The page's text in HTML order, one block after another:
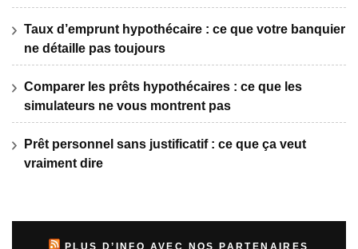
Taux d’emprunt hypothécaire : ce que votre banquier
ne détaille pas toujours
Comparer les prêts hypothécaires : ce que les
simulateurs ne vous montrent pas
Prêt personnel sans justificatif : ce que ça veut
vraiment dire
PLUS D’INFO AVEC NOS PARTENAIRES